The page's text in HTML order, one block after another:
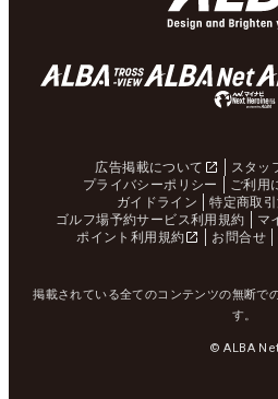
広告掲載について スタッ
プライバシーポリシー
ご利用
ガイドライン
特定商取
ゴルフ場予約サービス利用規約
マ
ポイント利用規約
お問合せ
掲載されている全てのコンテンツの無断で
す。
© ALBA Net